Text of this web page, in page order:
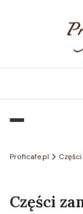
Proficafe.pl
Części